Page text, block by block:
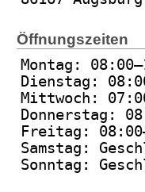
Öffnungszeiten
Montag:
Dienstag:
Mittwoch:
Donnerstag:
Freitag:
Samstag:
Sonntag: